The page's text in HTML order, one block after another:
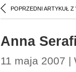
POPRZEDNI ARTYKUŁ Z
Anna
11 maja 2007 |